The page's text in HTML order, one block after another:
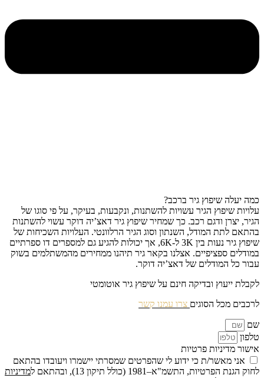
כמה יעלה שיפוץ גיר ברכב?
עלויות שיפוץ הגיר עשויות להשתנות, ונקבעות, בעיקר, על פי סוגו של
הגיר, יצרן ודגם רכב. כך שמחיר שיפוץ גיר דאצ’יה דוקר עשוי להשתנות
בהתאם לתת המודל, השנתון וסוג הגיר הרלוונטי. העלויות השכיחות של
שיפוץ גיר נעות בין 3K ל-6K, אך יכולות להגיע גם למספרים דו ספרתיים
במודלים ספציפיים. אצלנו בקאר גיר תיהנו ממחירים מהמשתלמים בשוק
עבור כל המודלים של דאצ’יה דוקר.
לקבלת ייעוץ ובדיקה חינם על שיפוץ גיר אוטומטי
לרכבים מכל הסוגים צרו עמנו קשר
שם
טלפון
אישור מדיניות פרטיות
אני מאשר/ת כי ידוע לי שהפרטים שמסרתי יישמרו ויעובדו בהתאם
לחוק הגנת הפרטיות, התשמ"א–1981 (כולל תיקון 13), ובהתאם ל
מדיניות